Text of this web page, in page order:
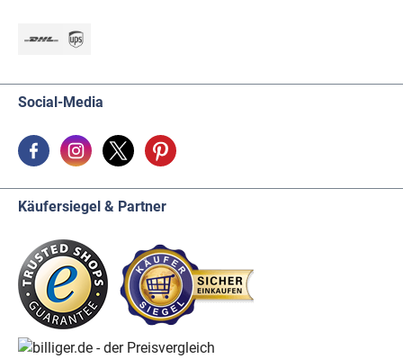
Social-Media
Käufersiegel & Partner